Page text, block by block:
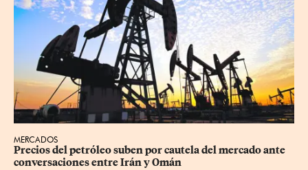
MERCADOS
Precios ⁠del petróleo suben por cautela del mercado ante
conversaciones entre Irán y Omán